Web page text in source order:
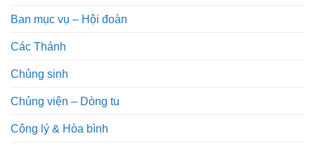
Ban mục vụ – Hội đoàn
Các Thánh
Chủng sinh
Chủng viện – Dòng tu
Công lý & Hòa bình